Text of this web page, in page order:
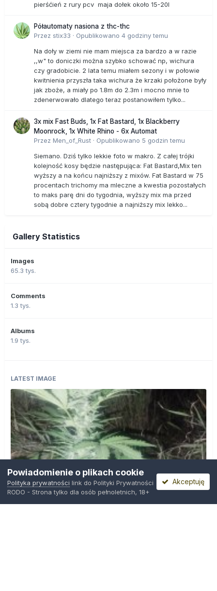
pierśćień z rury pcv maja dołek około 15-20l
Półautomaty nasiona z thc-thc
Przez stix33 · Opublikowano 4 godziny temu
Na doły w ziemi nie mam miejsca za bardzo a w razie
,,w" to doniczki można szybko schować np, wichura
czy gradobicie. 2 lata temu miałem sezony i w połowie
kwitnienia przyszła taka wichura że krzaki położone były
jak zboże, a miały po 1.8m do 2.3m i mocno mnie to
zdenerwowało dlatego teraz postanowiłem tylko...
3x mix Fast Buds, 1x Fat Bastard, 1x Blackberry
Moonrock, 1x White Rhino - 6x Automat
Przez Men_of_Rust · Opublikowano 5 godzin temu
Siemano. Dziś tylko lekkie foto w makro. Z całej trójki
kolejność kosy będzie następująca: Fat Bastard,Mix ten
wyższy a na końcu najniższy z mixów. Fat Bastard w 75
procentach trichomy ma mleczne a kwestia pozostałych
to maks parę dni do tygodnia, wyższy mix ma przed
sobą dobre cztery tygodnie a najniższy mix lekko...
Gallery Statistics
Images
65.3 tys.
Comments
1.3 tys.
Albums
1.9 tys.
LATEST IMAGE
Powiadomienie o plikach cookie
Polityka prywatności link do Polityki Prywatności
RODO - Strona tylko dla osób pełnoletnich, 18+
Akceptuję